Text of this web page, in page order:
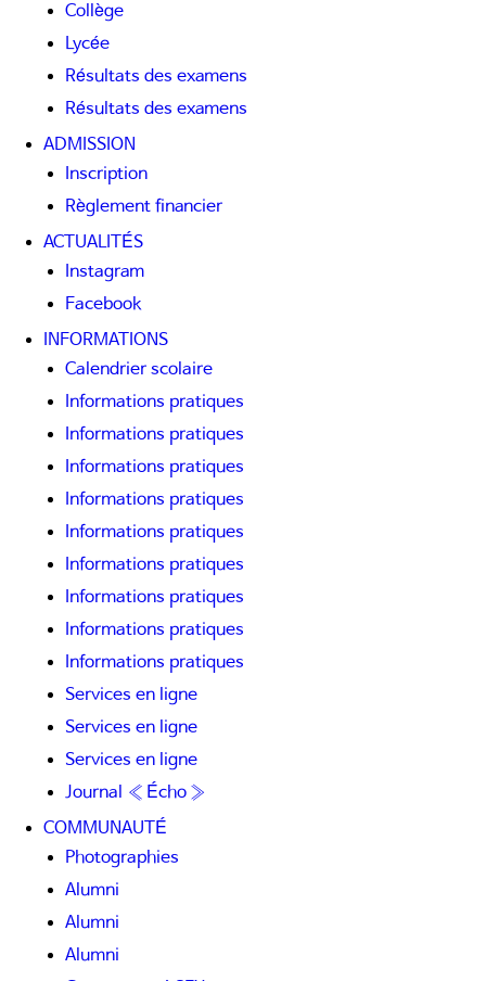
Collège
Lycée
Résultats des examens
Résultats des examens
ADMISSION
Inscription
Règlement financier
ACTUALITÉS
Instagram
Facebook
INFORMATIONS
Calendrier scolaire
Informations pratiques
Informations pratiques
Informations pratiques
Informations pratiques
Informations pratiques
Informations pratiques
Informations pratiques
Informations pratiques
Informations pratiques
Services en ligne
Services en ligne
Services en ligne
Journal « Écho »
COMMUNAUTÉ
Photographies
Alumni
Alumni
Alumni